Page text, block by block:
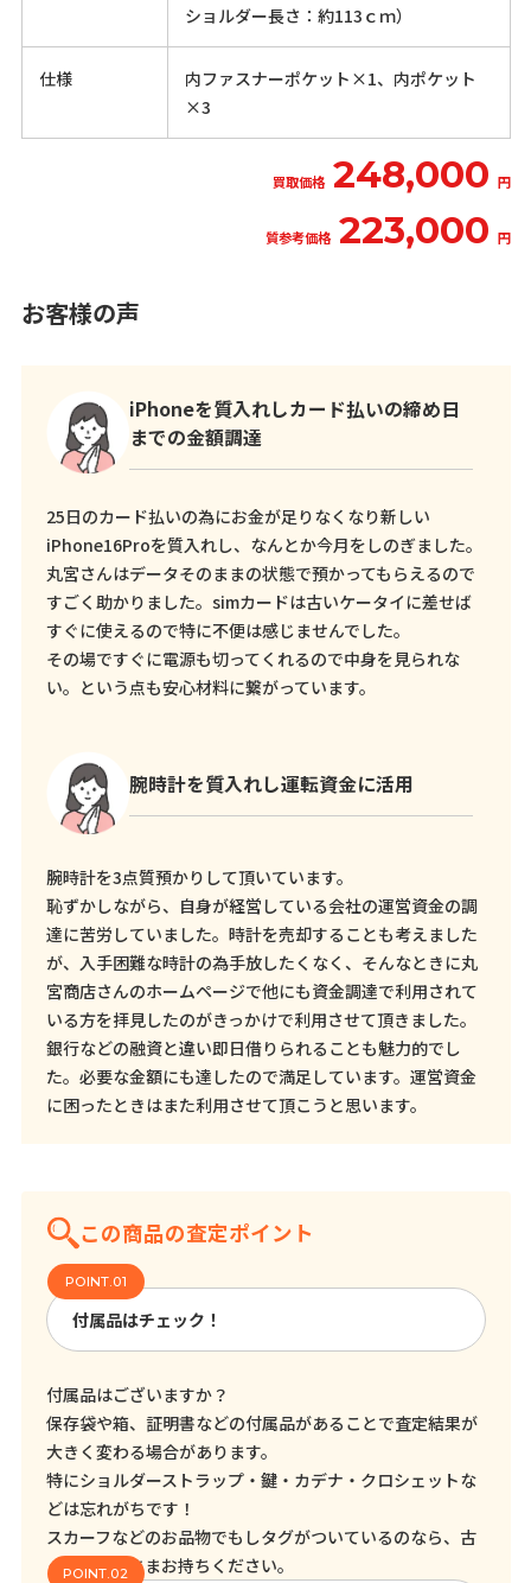
ショルダー長さ：約113ｃｍ）
仕様
内ファスナーポケット×1、内ポケット
×3
買取価格 248,000 円
質参考価格 223,000 円
お客様の声
iPhoneを質入れしカード払いの締め日
までの金額調達
25日のカード払いの為にお金が足りなくなり新しい
iPhone16Proを質入れし、なんとか今月をしのぎました。
丸宮さんはデータそのままの状態で預かってもらえるので
すごく助かりました。simカードは古いケータイに差せば
すぐに使えるので特に不便は感じませんでした。
その場ですぐに電源も切ってくれるので中身を見られな
い。という点も安心材料に繋がっています。
腕時計を質入れし運転資金に活用
腕時計を3点質預かりして頂いています。
恥ずかしながら、自身が経営している会社の運営資金の調
達に苦労していました。時計を売却することも考えました
が、入手困難な時計の為手放したくなく、そんなときに丸
宮商店さんのホームページで他にも資金調達で利用されて
いる方を拝見したのがきっかけで利用させて頂きました。
銀行などの融資と違い即日借りられることも魅力的でし
た。必要な金額にも達したので満足しています。運営資金
に困ったときはまた利用させて頂こうと思います。
この商品の査定ポイント
付属品はチェック！
付属品はございますか？
保存袋や箱、証明書などの付属品があることで査定結果が
大きく変わる場合があります。
特にショルダーストラップ・鍵・カデナ・クロシェットな
どは忘れがちです！
スカーフなどのお品物でもしタグがついているのなら、古
くてもそのままお持ちください。